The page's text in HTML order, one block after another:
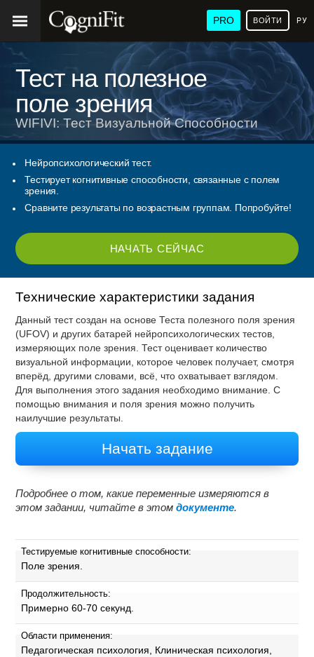
PRO ВОЙТИ
Тест на полезное
поле зрения
WIFIVI: Тест Визуальной Способности
Нейропсихологический тест.
Тестирует когнитивные способности, связанные с полем
зрения.
Сравните результаты по возрастным группам. Попробуйте!
НАЧАТЬ СЕЙЧАС
Технические характеристики задания
Данный тест создан на основе Теста полезного поля зрения
(UFOV) и других батарей нейропсихологических тестов,
измеряющих поле зрения. Тест оценивает количество
визуальной информации, которое человек получает, смотря
вперёд, другими словами, всё, что охватывает взглядом.
Для выполнения этого задания необходимо внимание. С
помощью внимания и поля зрения можно получить
наилучшие результаты.
Начать задание
Подробнее о том, какие переменные измеряются в
этом задании, читайте в этомдокументе.
Тестируемые когнитивные способности:
Поле зрения.
Продолжительность:
Примерно 60-70 секунд.
Области применения:
Педагогическая психология, Клиническая психология,